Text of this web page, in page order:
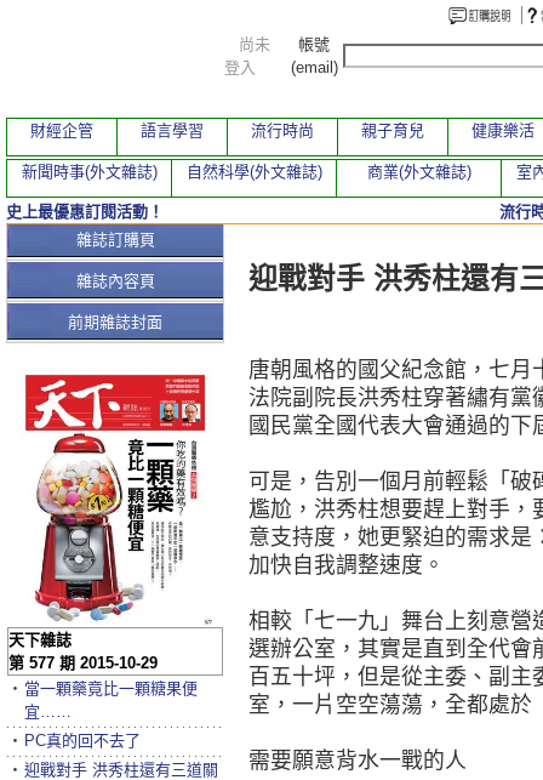
本期文章
迎戰對手 洪秀柱還有
唐朝風格的國父紀念館，七
法院副院長洪秀柱穿著繡有
國民黨全國代表大會通過的下
可是，告別一個月前輕鬆「
尷尬，洪秀柱想要趕上對手
意支持度，她更緊迫的需求
加快自我調整速度。
相較「七一九」舞台上刻意營
選辦公室，其實是直到全代會
百五十坪，但是從主委、副
室，一片空空蕩蕩，全都處於
需要願意背水一戰的人
雜誌訂購頁
雜誌內容頁
前期雜誌封面
天下雜誌
第 577 期 2015-10-29
‧ 當一顆藥竟比一顆糖果便
宜……
‧ PC真的回不去了
‧ 迎戰對手 洪秀柱還有三道關
尚未
登入
帳號
(email)
財經企管 語言學習 流行時尚 親子育兒 健康樂活
新聞時事(外文雜誌) 自然科學(外文雜誌) 商業(外文雜誌) 室
史上最優惠訂閱活動！ 流行